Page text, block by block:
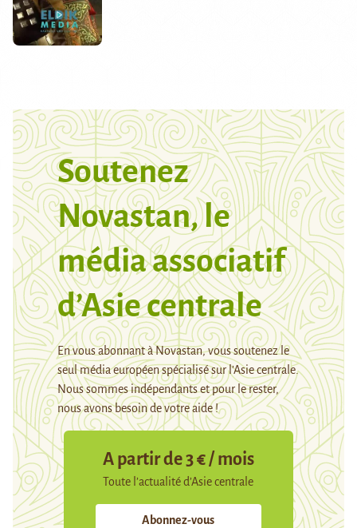
Soutenez
Novastan, le
média associatif
d’Asie centrale
En vous abonnant à Novastan, vous soutenez le
seul média européen spécialisé sur l’Asie centrale.
Nous sommes indépendants et pour le rester,
nous avons besoin de votre aide !
A partir de 3 € / mois
Toute l’actualité d’Asie centrale
Abonnez-vous